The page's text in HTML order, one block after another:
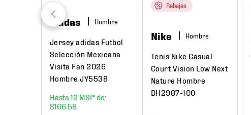
adidas Hombre
Jersey adidas Futbol
Selección Mexicana
Visita Fan 2026
Hombre JY5538
12
$166. 58
Rebajas
Nike Hombre
Tenis Nike Casual
Court Vision Low Next
Nature Hombre
DH2987-100